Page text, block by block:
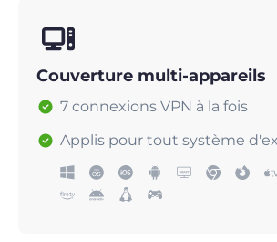
Couverture multi-appareils
7 connexions VPN à la fois
Applis pour tout système